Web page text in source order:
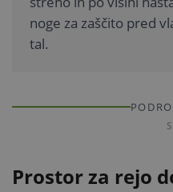
noge za zaščito pred
tal.
Prostor za rejo